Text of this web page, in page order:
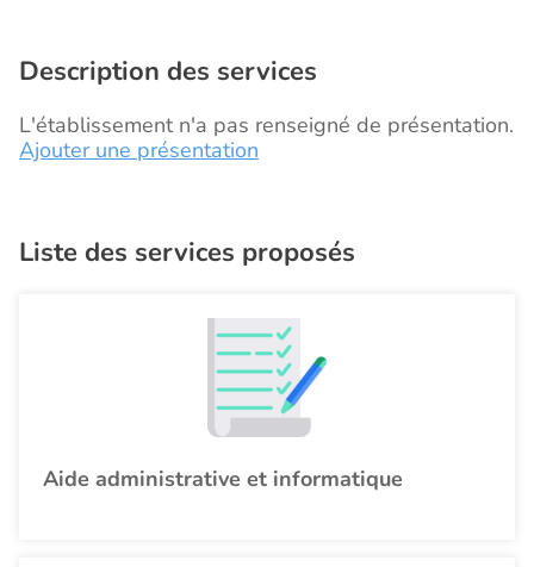
Description des services
L'établissement n'a pas renseigné de présentation.
Ajouter une présentation
Liste des services proposés
Aide administrative et informatique